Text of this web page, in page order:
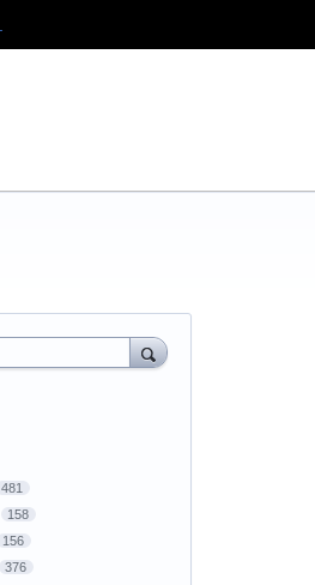
481
158
156
376